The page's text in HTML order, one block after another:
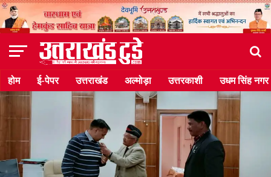
होम ई-पेपर उत्तराखंड अल्मोड़ा उत्तरकाशी उधम सिंह नगर